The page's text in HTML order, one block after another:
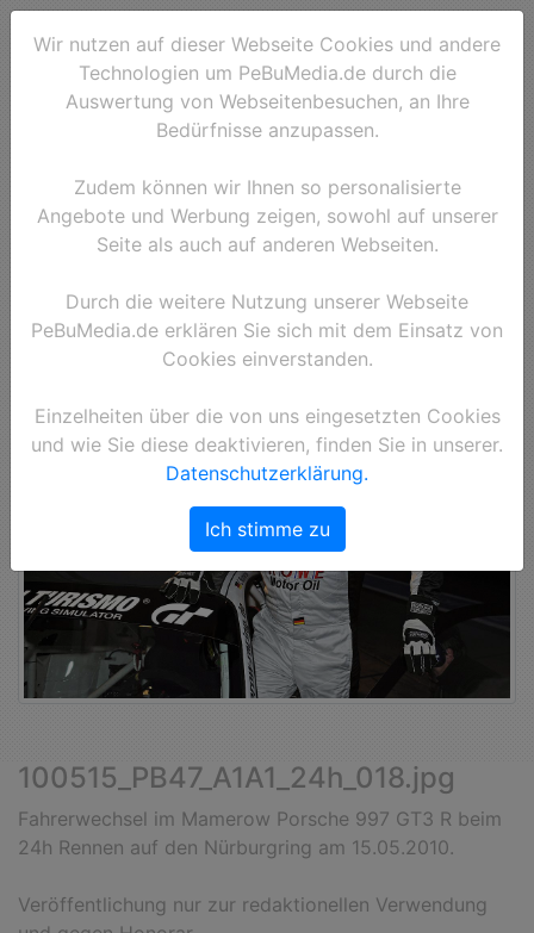
100515_PB47_A1A1_24h_018.jpg
Fahrerwechsel im Mamerow Porsche 997 GT3 R beim
24h Rennen auf den Nürburgring am 15.05.2010.
Veröffentlichung nur zur redaktionellen Verwendung
Wir nutzen auf dieser Webseite Cookies und andere
Technologien um PeBuMedia.de durch die
Auswertung von Webseitenbesuchen, an Ihre
Bedürfnisse anzupassen.
Zudem können wir Ihnen so personalisierte
Angebote und Werbung zeigen, sowohl auf unserer
Seite als auch auf anderen Webseiten.
Durch die weitere Nutzung unserer Webseite
PeBuMedia.de erklären Sie sich mit dem Einsatz von
Cookies einverstanden.
Einzelheiten über die von uns eingesetzten Cookies
und wie Sie diese deaktivieren, finden Sie in unserer.
Datenschutzerklärung.
Ich stimme zu